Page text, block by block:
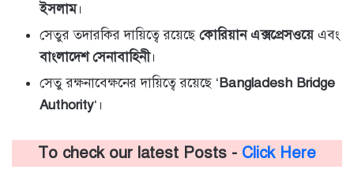
ইসলাম।
সেতুর তদারকির দায়িত্বে রয়েছে কোরিয়ান এক্সপ্রেসওয়েএবং
বাংলাদেশ সেনাবাহিনী।
সেতু রক্ষনাবেক্ষনের দায়িত্বে রয়েছে ‘Bangladesh Bridge
Authority‘।
To check our latest Posts - Click Here